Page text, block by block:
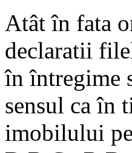
Atât în fata
declaratii
în întregime
sensul ca în
imobilului